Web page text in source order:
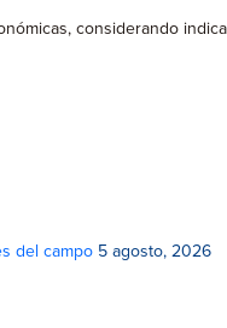
considerando
del campo 5 agosto, 2026